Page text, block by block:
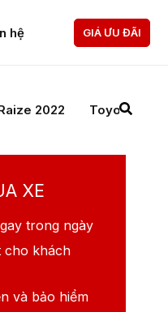
hệ GIÁ ƯU ĐÃI
2022 Toyota
XE
trong ngày
cho khách
và bảo hiểm